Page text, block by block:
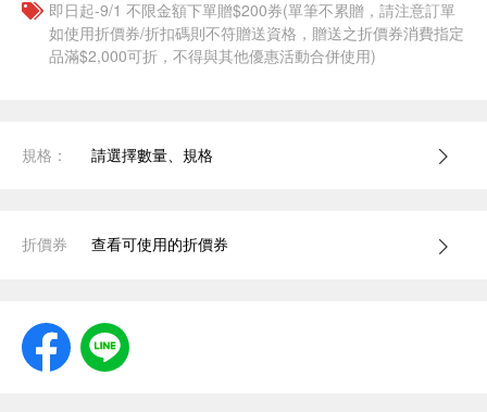
即日起-9/1 不限金額下單贈$200券(單筆不累贈，請注意訂單
如使用折價券/折扣碼則不符贈送資格，贈送之折價券消費指定
品滿$2,000可折，不得與其他優惠活動合併使用)
規格： 請選擇數量、規格
折價券 查看可使用的折價券